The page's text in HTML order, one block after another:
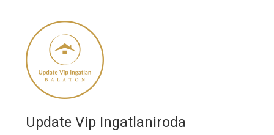
Update Vip Ingatlaniroda